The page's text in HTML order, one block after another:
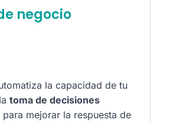
negocio
la capacidad de tu
toma de decisiones
mejorar la respuesta de